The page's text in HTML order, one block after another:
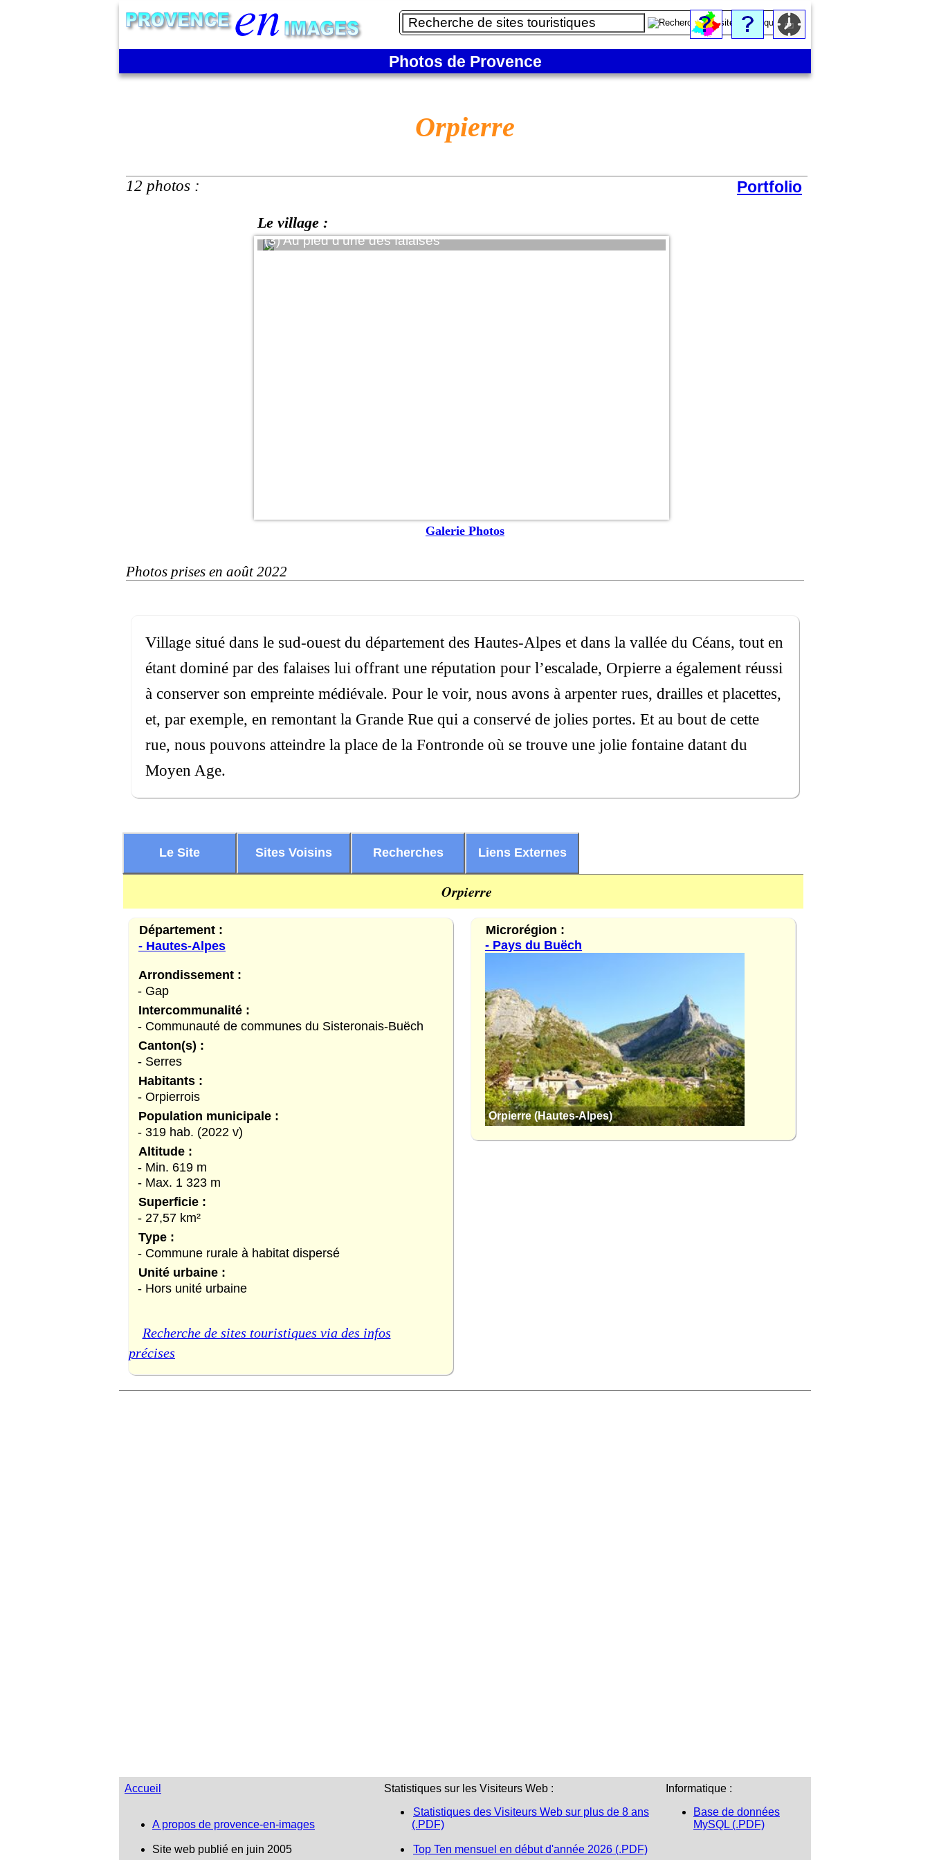
Photos de Provence
Orpierre
12 photos : Portfolio
Le village :
(3) Au pied d'une des falaises (4) Eglise Saint-Julien
Galerie Photos
Photos prises en août 2022
Village situé dans le sud-ouest du département des Hautes-Alpes et dans la vallée du Céans, tout en
étant dominé par des falaises lui offrant une réputation pour l’escalade, Orpierre a également réussi
à conserver son empreinte médiévale. Pour le voir, nous avons à arpenter rues, drailles et placettes,
et, par exemple, en remontant la Grande Rue qui a conservé de jolies portes. Et au bout de cette
rue, nous pouvons atteindre la place de la Fontronde où se trouve une jolie fontaine datant du
Moyen Age.
Le Site Sites Voisins Recherches Liens Externes
Orpierre
Département :
- Hautes-Alpes
Arrondissement :
- Gap
Intercommunalité :
- Communauté de communes du Sisteronais-Buëch
Canton(s) :
- Serres
Habitants :
- Orpierrois
Population municipale :
- 319 hab. (2022 v)
Altitude :
- Min. 619 m
- Max. 1 323 m
Superficie :
- 27,57 km²
Type :
- Commune rurale à habitat dispersé
Unité urbaine :
- Hors unité urbaine
Recherche de sites touristiques via des infos
précises
Microrégion :
- Pays du Buëch
Orpierre (Hautes-Alpes)
Accueil
A propos de provence-en-images
Site web publié en juin 2005
Statistiques sur les Visiteurs Web :
Statistiques des Visiteurs Web sur plus de 8 ans
(.PDF)
Top Ten mensuel en début d'année 2026 (.PDF)
Informatique :
Base de données
MySQL (.PDF)